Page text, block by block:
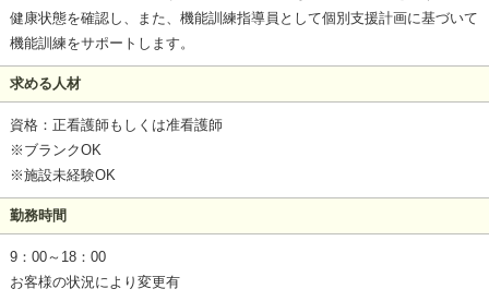
健康状態を確認し、また、機能訓練指導員として個別支援計画に基づいて
機能訓練をサポートします。
求める人材
資格：正看護師もしくは准看護師
※ブランクOK
※施設未経験OK
勤務時間
9：00～18：00
お客様の状況により変更有